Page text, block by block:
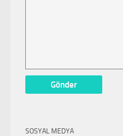
SOSYAL MEDYA